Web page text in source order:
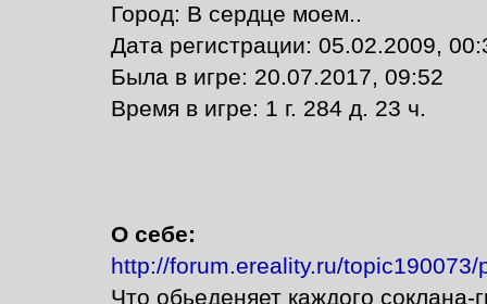
Город: В сердце моем..
Дата регистрации: 05.02.2009,
Былa в игре: 20.07.2017, 09:52
Время в игре: 1 г. 284 д. 23 ч.
О себе:
http://forum.ereality.ru/topic190073/
Что обьеденяет каждого